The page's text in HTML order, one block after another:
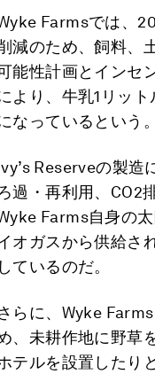
Farmsでは、
減のため、飼料、
能性計画とインセ
より、牛乳1リッ
なっているという。
Reserveの製造
過・再利用、CO2
Farms自身の
オガスから供給さ
しているのだ。
らに、Wyke
、未耕作地に野草
テルを設置したり